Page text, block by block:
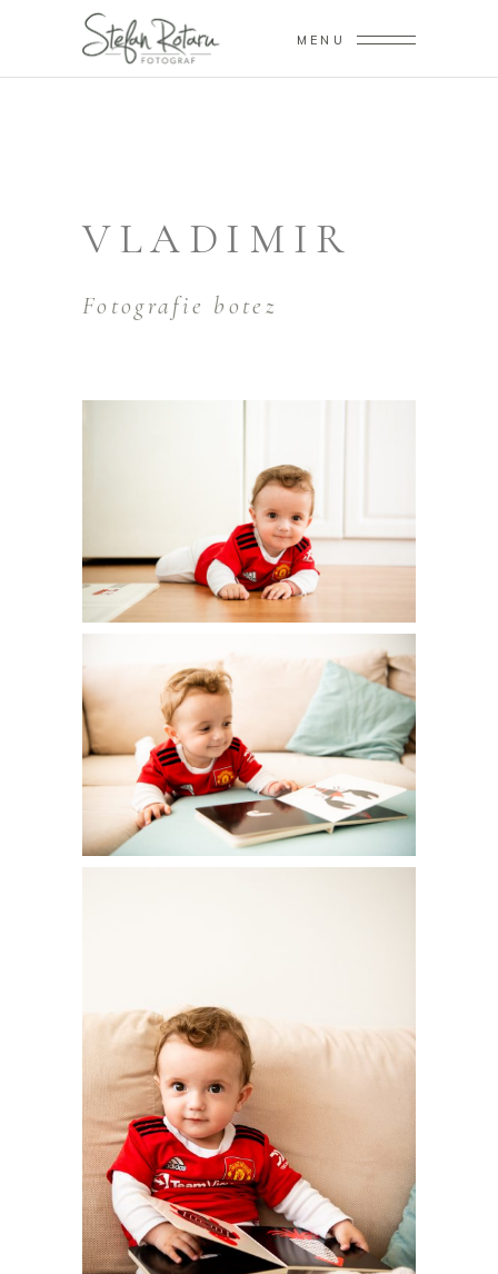
MENU
VLADIMIR
Fotografie botez